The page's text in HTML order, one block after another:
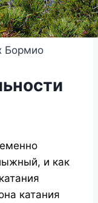
Бормио
и как
катания